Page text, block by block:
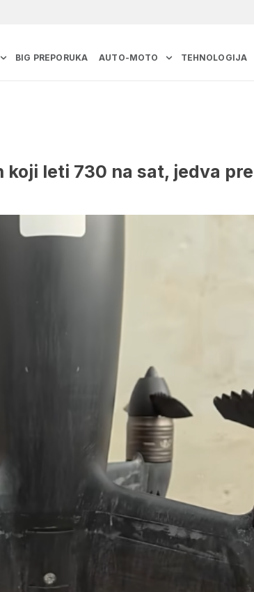
BIG PREPORUKA AUTO-MOTO TEHNOLOGIJA
leti 730 na sat, jedva